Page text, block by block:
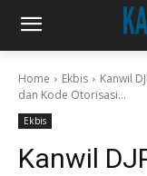
Home Ekbis
Kanwil
dan Kode Otorisasi...
Ekbis
Kanwil